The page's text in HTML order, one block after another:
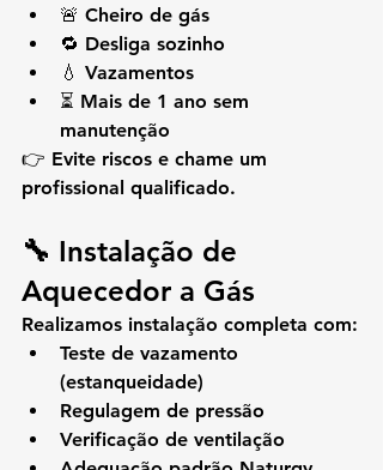
🚨 Cheiro de gás
🔁 Desliga sozinho
💧 Vazamentos
⏳ Mais de 1 ano sem
manutenção
👉 Evite riscos e chame um
profissional qualificado.
🔧 Instalação de
Aquecedor a Gás
Realizamos instalação completa com:
Teste de vazamento
(estanqueidade)
Regulagem de pressão
Verificação de ventilação